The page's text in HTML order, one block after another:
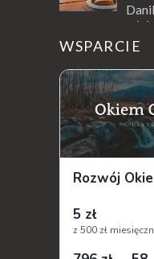
sobie wiele
jest doskonale
WSPARCIE